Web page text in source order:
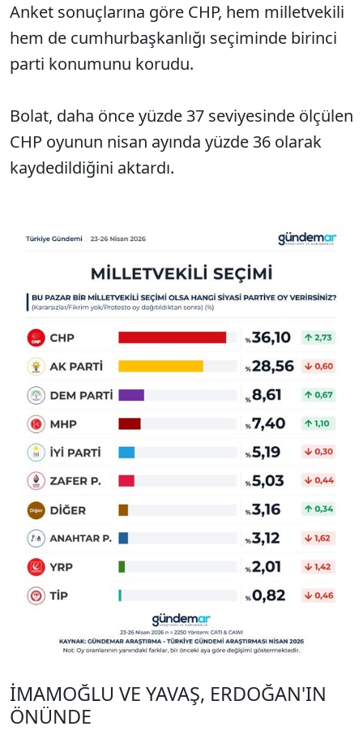
Anket sonuçlarına göre CHP, hem milletvekili
hem de cumhurbaşkanlığı seçiminde birinci
parti konumunu korudu.
Bolat, daha önce yüzde 37 seviyesinde ölçülen
CHP oyunun nisan ayında yüzde 36 olarak
kaydedildiğini aktardı.
İMAMOĞLU VE YAVAŞ, ERDOĞAN'IN
ÖNÜNDE